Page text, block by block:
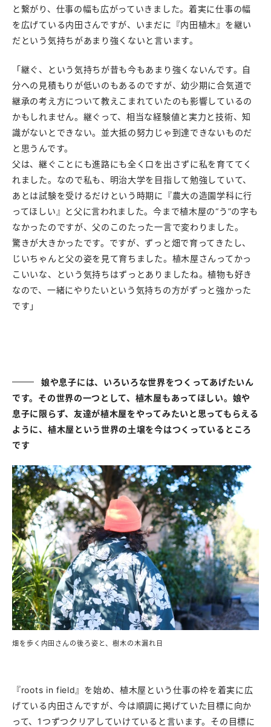
と繋がり、仕事の幅も広がっていきました。着実に仕事の幅
を広げている内田さんですが、いまだに『内田植木』を継い
だという気持ちがあまり強くないと言います。
「継ぐ、という気持ちが昔も今もあまり強くないんです。自
分への見積もりが低いのもあるのですが、幼少期に合気道で
継承の考え方について教えこまれていたのも影響しているの
かもしれません。継ぐって、相当な経験値と実力と技術、知
識がないとできない。並大抵の努力じゃ到達できないものだ
と思うんです。
父は、継ぐことにも進路にも全く口を出さずに私を育ててく
れました。なので私も、明治大学を目指して勉強していて、
あとは試験を受けるだけという時期に『農大の造園学科に行
ってほしい』と父に言われました。今まで植木屋の“う”の字も
なかったのですが、父のこのたった一言で変わりました。
驚きが大きかったです。ですが、ずっと畑で育ってきたし、
じいちゃんと父の姿を見て育ちました。植木屋さんってかっ
こいいな、という気持ちはずっとありましたね。植物も好き
なので、一緒にやりたいという気持ちの方がずっと強かった
です」
娘や息子には、いろいろな世界をつくってあげたいん
です。その世界の一つとして、植木屋もあってほしい。娘や
息子に限らず、友達が植木屋をやってみたいと思ってもらえる
ように、植木屋という世界の土壌を今はつくっているところ
です
畑を歩く内田さんの後ろ姿と、樹木の木漏れ日
『roots in field』を始め、植木屋という仕事の枠を着実に広
げている内田さんですが、今は順調に掲げていた目標に向か
って、1つずつクリアしていけていると言います。その目標に